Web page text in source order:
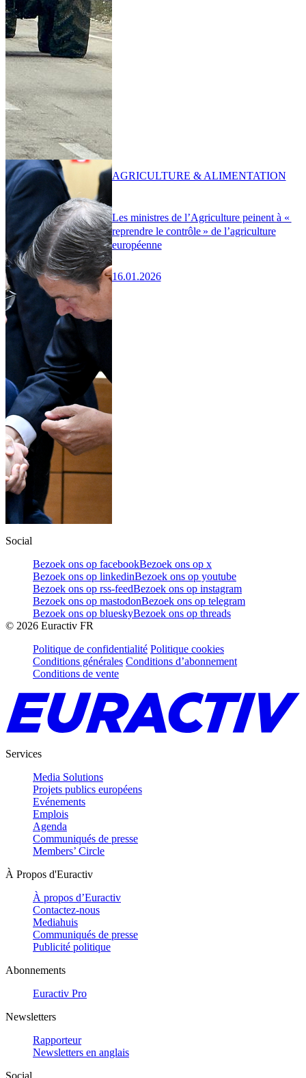
Les ministres de l’Agriculture peinent à «
reprendre le contrôle » de l’agriculture
européenne
16.01.2026
AGRICULTURE & ALIMENTATION
Social
Bezoek ons op facebookBezoek ons op x
Bezoek ons op linkedinBezoek ons op youtube
Bezoek ons op rss-feedBezoek ons op instagram
Bezoek ons op mastodonBezoek ons op telegram
Bezoek ons op blueskyBezoek ons op threads
© 2026 Euractiv FR
Politique de confidentialité Politique cookies
Conditions générales Conditions d’abonnement
Conditions de vente
Services
Media Solutions
Projets publics européens
Evénements
Emplois
Agenda
Communiqués de presse
Members’ Circle
À Propos d'Euractiv
À propos d’Euractiv
Contactez-nous
Mediahuis
Communiqués de presse
Publicité politique
Abonnements
Euractiv Pro
Newsletters
Rapporteur
Newsletters en anglais